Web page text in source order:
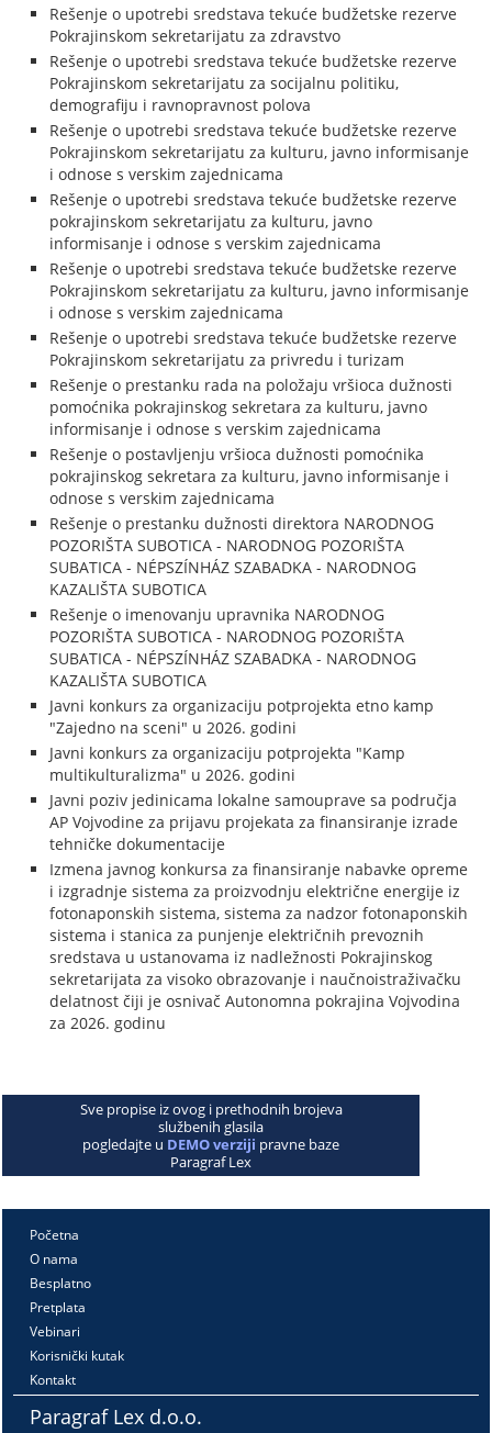
Rešenje o upotrebi sredstava tekuće budžetske rezerve
Pokrajinskom sekretarijatu za zdravstvo
Rešenje o upotrebi sredstava tekuće budžetske rezerve
Pokrajinskom sekretarijatu za socijalnu politiku,
demografiju i ravnopravnost polova
Rešenje o upotrebi sredstava tekuće budžetske rezerve
Pokrajinskom sekretarijatu za kulturu, javno informisanje
i odnose s verskim zajednicama
Rešenje o upotrebi sredstava tekuće budžetske rezerve
pokrajinskom sekretarijatu za kulturu, javno
informisanje i odnose s verskim zajednicama
Rešenje o upotrebi sredstava tekuće budžetske rezerve
Pokrajinskom sekretarijatu za kulturu, javno informisanje
i odnose s verskim zajednicama
Rešenje o upotrebi sredstava tekuće budžetske rezerve
Pokrajinskom sekretarijatu za privredu i turizam
Rešenje o prestanku rada na položaju vršioca dužnosti
pomoćnika pokrajinskog sekretara za kulturu, javno
informisanje i odnose s verskim zajednicama
Rešenje o postavljenju vršioca dužnosti pomoćnika
pokrajinskog sekretara za kulturu, javno informisanje i
odnose s verskim zajednicama
Rešenje o prestanku dužnosti direktora NARODNOG
POZORIŠTA SUBOTICA - NARODNOG POZORIŠTA
SUBATICA - NÉPSZÍNHÁZ SZABADKA - NARODNOG
KAZALIŠTA SUBOTICA
Rešenje o imenovanju upravnika NARODNOG
POZORIŠTA SUBOTICA - NARODNOG POZORIŠTA
SUBATICA - NÉPSZÍNHÁZ SZABADKA - NARODNOG
KAZALIŠTA SUBOTICA
Javni konkurs za organizaciju potprojekta etno kamp
"Zajedno na sceni" u 2026. godini
Javni konkurs za organizaciju potprojekta "Kamp
multikulturalizma" u 2026. godini
Javni poziv jedinicama lokalne samouprave sa područja
AP Vojvodine za prijavu projekata za finansiranje izrade
tehničke dokumentacije
Izmena javnog konkursa za finansiranje nabavke opreme
i izgradnje sistema za proizvodnju električne energije iz
fotonaponskih sistema, sistema za nadzor fotonaponskih
sistema i stanica za punjenje električnih prevoznih
sredstava u ustanovama iz nadležnosti Pokrajinskog
sekretarijata za visoko obrazovanje i naučnoistraživačku
delatnost čiji je osnivač Autonomna pokrajina Vojvodina
za 2026. godinu
Sve propise iz ovog i prethodnih brojeva
službenih glasila
pogledajte u DEMO verziji pravne baze
Paragraf Lex
Početna
O nama
Besplatno
Pretplata
Vebinari
Korisnički kutak
Kontakt
Paragraf Lex d.o.o.